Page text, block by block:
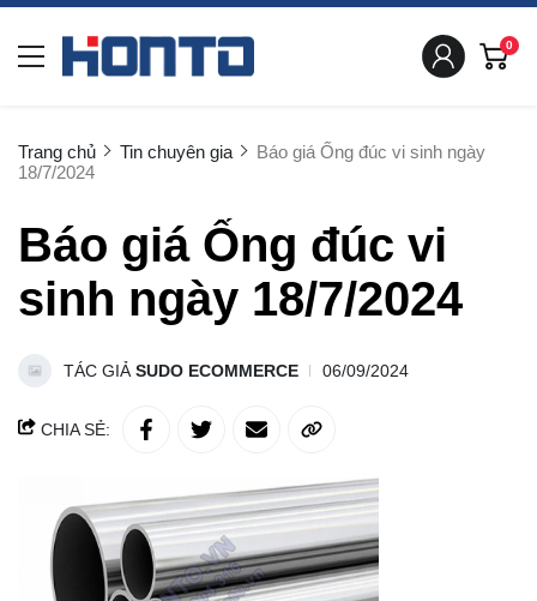
0
Trang chủ Tin chuyên gia
Báo giá Ống đúc vi sinh ngày
18/7/2024
Báo giá Ống đúc vi
sinh ngày 18/7/2024
TÁC GIẢ SUDO ECOMMERCE 06/09/2024
CHIA SẺ: